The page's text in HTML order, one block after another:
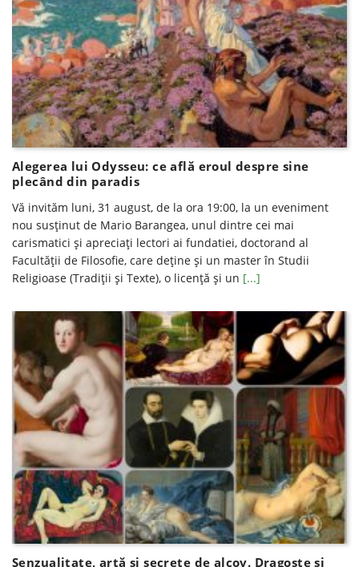
Alegerea lui Odysseu: ce află eroul despre sine
plecând din paradis
Vă invităm luni, 31 august, de la ora 19:00, la un eveniment
nou susţinut de Mario Barangea, unul dintre cei mai
carismatici şi apreciaţi lectori ai fundatiei, doctorand al
Facultăţii de Filosofie, care deţine şi un master în Studii
Religioase (Tradiţii şi Texte), o licenţă şi un [...]
Senzualitate, artă și secrete de alcov. Dragoste și